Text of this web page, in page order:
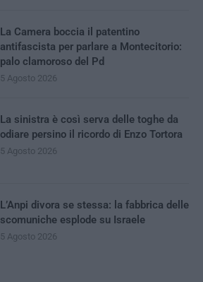
La Camera boccia il patentino
antifascista per parlare a Montecitorio:
palo clamoroso del Pd
5 Agosto 2026
La sinistra è così serva delle toghe da
odiare persino il ricordo di Enzo Tortora
5 Agosto 2026
L’Anpi divora se stessa: la fabbrica delle
scomuniche esplode su Israele
5 Agosto 2026